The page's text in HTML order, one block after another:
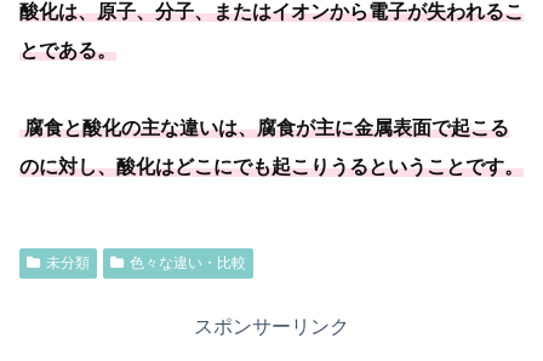
酸化は、原子、分子、またはイオンから電子が失われるこ
とである。
腐食と酸化の主な違いは、腐食が主に金属表面で起こる
のに対し、酸化はどこにでも起こりうるということです。
未分類 色々な違い・比較
スポンサーリンク